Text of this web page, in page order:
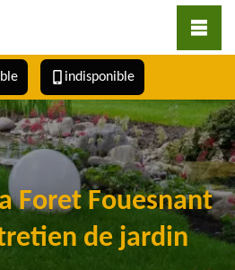
indisponible
Foret Fouesnant
de jardin